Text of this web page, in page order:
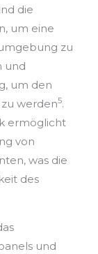
die
um eine
zu
und
um den
werden5.
ermöglicht
von
was die
des
und